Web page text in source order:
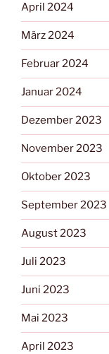
April 2024
März 2024
Februar 2024
Januar 2024
Dezember 2023
November 2023
Oktober 2023
September 2023
August 2023
Juli 2023
Juni 2023
Mai 2023
April 2023